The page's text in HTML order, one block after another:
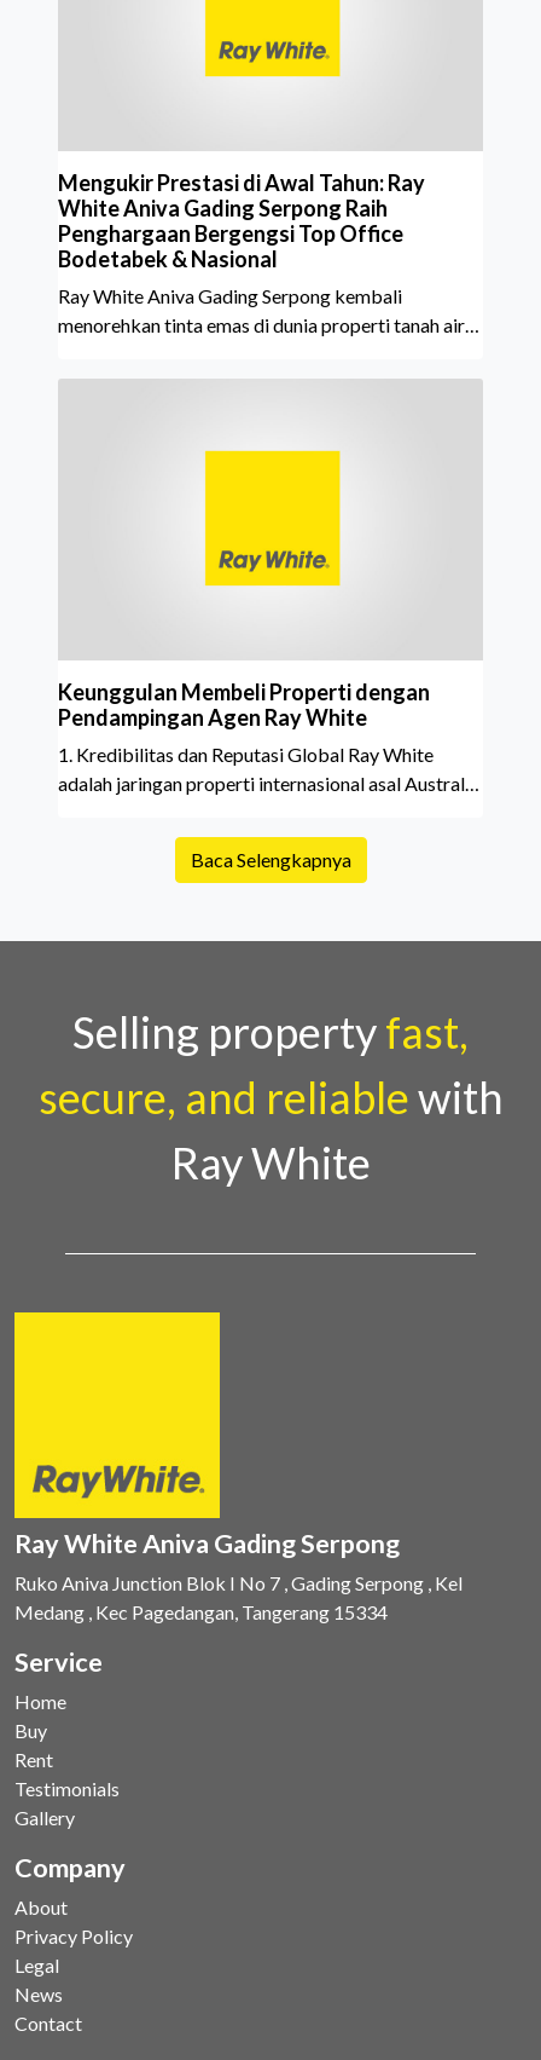
Mengukir Prestasi di Awal Tahun: Ray
White Aniva Gading Serpong Raih
Penghargaan Bergengsi Top Office
Bodetabek & Nasional
Ray White Aniva Gading Serpong kembali
menorehkan tinta emas di dunia properti tanah air
Keunggulan Membeli Properti dengan
Pendampingan Agen Ray White
1. Kredibilitas dan Reputasi Global Ray White
adalah jaringan properti internasional asal Australia
kantor di Indonesia. ? Artinya: transaksi dijamin
transparan, profesional, dan terpercaya.2. Agen
khawat
Baca Selengkapnya
Selling propertyfast,
secure, and reliablewith
Ray White
Ray White Aniva Gading Serpong
Ruko Aniva Junction Blok I No 7 , Gading Serpong , Kel
Medang , Kec Pagedangan, Tangerang 15334
Service
Home
Buy
Rent
Testimonials
Gallery
Company
About
Privacy Policy
Legal
News
Contact